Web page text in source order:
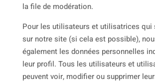
la file de modération.
Pour les utilisateurs et utilisatrices qui
sur notre site (si cela est possible),
également les données personnelles
leur profil. Tous les utilisateurs et
peuvent voir, modifier ou supprimer